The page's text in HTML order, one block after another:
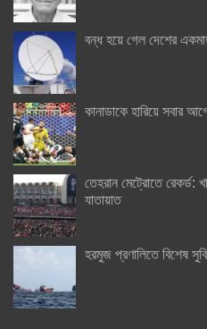
বন্ধ হয়ে গেল দেশের
কানাডাকে হারিয়ে সবার
তেহরান মেট্রোতে রেকর্ড:
যাতায়াত
হরমুজ প্রণালিতে বিশেষ